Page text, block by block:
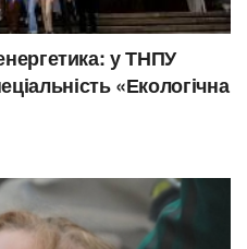
у ТНПУ
«Екологічна